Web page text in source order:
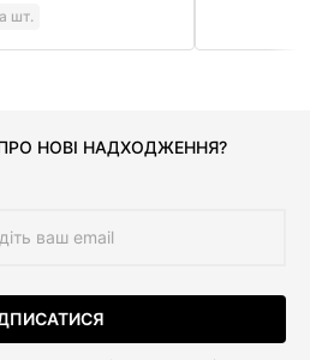
шт.
НОВІ НАДХОДЖЕННЯ?